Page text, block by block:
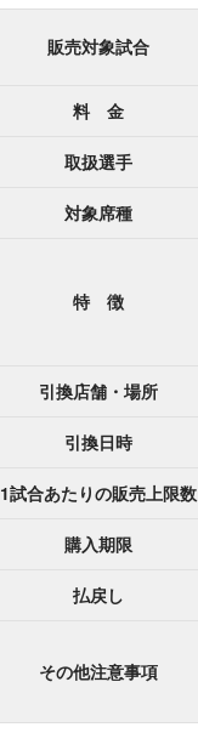
販売対象試合
料 金
取扱選手
対象席種
特 徴
引換店舗・場所
引換日時
1試合あたりの販売上限数
購入期限
払戻し
その他注意事項